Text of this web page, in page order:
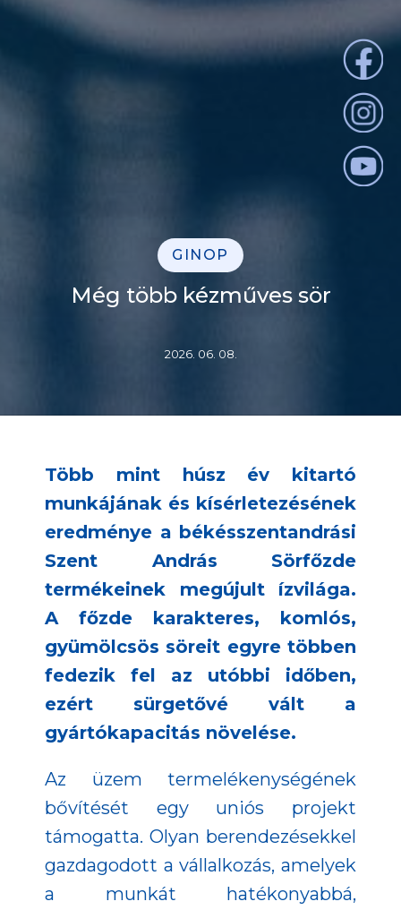
GINOP
Még több kézműves sör
2026. 06. 08.
Több mint húsz év kitartó
munkájának és kísérletezésének
eredménye a békésszentandrási
Szent András Sörfőzde
termékeinek megújult ízvilága.
A főzde karakteres, komlós,
gyümölcsös söreit egyre többen
fedezik fel az utóbbi időben,
ezért sürgetővé vált a
gyártókapacitás növelése.
Az üzem termelékenységének
bővítését egy uniós projekt
támogatta. Olyan berendezésekkel
gazdagodott a vállalkozás, amelyek
a munkát hatékonyabbá,